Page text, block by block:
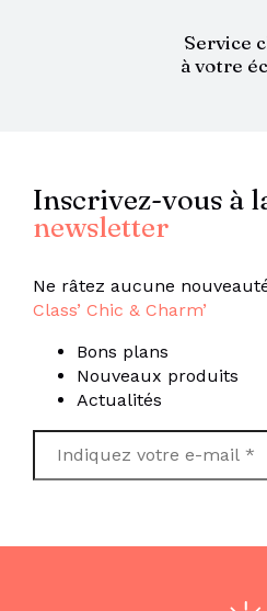
Service
à votre
Inscrivez-vous à
newsletter
Ne râtez aucune
Class’ Chic & Charm’
Bons plans
Nouveaux produits
Actualités